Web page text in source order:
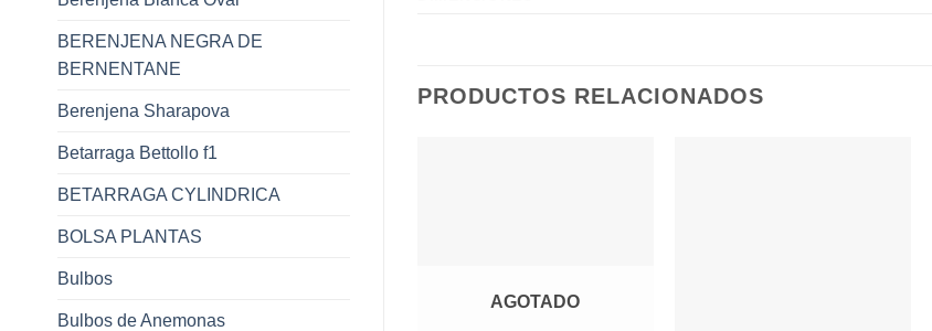
BERENJENA NEGRA DE
BERNENTANE
Berenjena Sharapova
Betarraga Bettollo f1
BETARRAGA CYLINDRICA
BOLSA PLANTAS
Bulbos
Bulbos de Anemonas
PRODUCTOS RELACIONADOS
AGOTADO